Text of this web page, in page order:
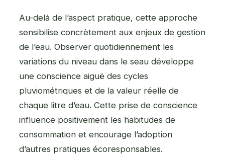
Au-delà de l’aspect pratique, cette approche
sensibilise concrètement aux enjeux de gestion
de l’eau. Observer quotidiennement les
variations du niveau dans le seau développe
une conscience aiguë des cycles
pluviométriques et de la valeur réelle de
chaque litre d’eau. Cette prise de conscience
influence positivement les habitudes de
consommation et encourage l’adoption
d’autres pratiques écoresponsables.